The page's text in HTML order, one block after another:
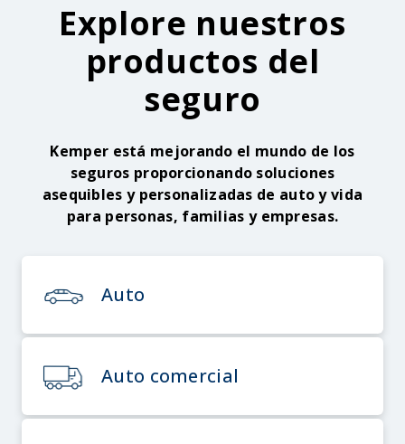
Explore nuestros
productos del
seguro
Kemper está mejorando el mundo de los
seguros proporcionando soluciones
asequibles y personalizadas de auto y vida
para personas, familias y empresas.
Auto
Auto comercial